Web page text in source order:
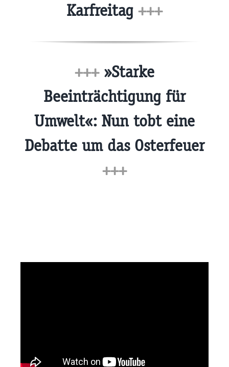
Karfreitag +++
+++»Starke
Beeinträchtigung für
Umwelt«: Nun tobt eine
Debatte um das Osterfeuer
+++